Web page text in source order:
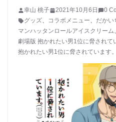
幸山 桃子 2021年10月6日
0
グッズ、 コラボメニュー、 だかい
マンハッタンロールアイスクリーム、
劇場版 抱かれたい男1位に脅されて
抱かれたい男1位に脅されています。